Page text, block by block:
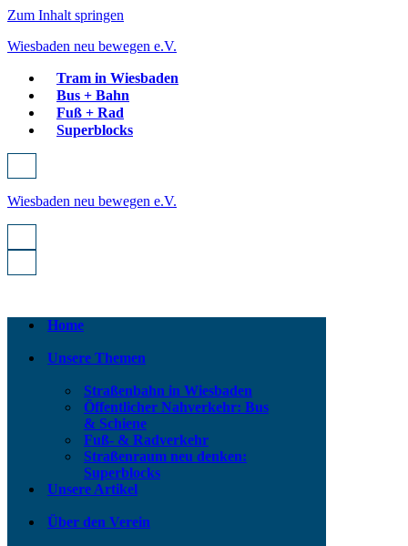
Zum Inhalt springen
Wiesbaden neu bewegen e.V.
Tram in Wiesbaden
Bus + Bahn
Fuß + Rad
Superblocks
Navigationsmenü
Wiesbaden neu bewegen e.V.
Navigationsmenü
Navigationsmenü
Home
Unsere Themen
Straßenbahn in Wiesbaden
Öffentlicher Nahverkehr: Bus
& Schiene
Fuß- & Radverkehr
Straßenraum neu denken:
Superblocks
Unsere Artikel
Über den Verein